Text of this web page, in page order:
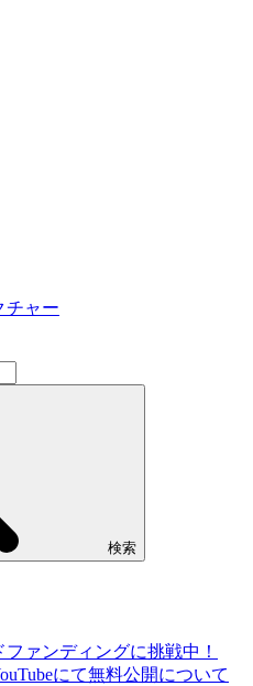
チャー
検索
ァンディングに挑戦中！
にて無料公開について